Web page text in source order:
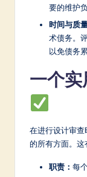
要的维护负
时间与质
术债务。
以免债务累
一个
在进行设计审
的所有方面。这
职责： 每